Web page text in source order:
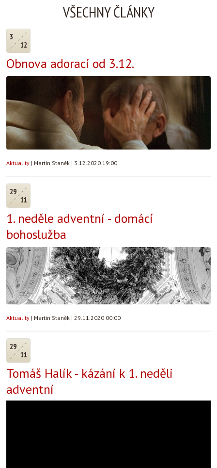
VŠECHNY ČLÁNKY
3
12
Obnova adorací od 3.12.
Aktuality | Martin Staněk | 3.12.2020 19:00
29
11
1. neděle adventní - domácí
bohoslužba
Aktuality | Martin Staněk | 29.11.2020 00:00
29
11
Tomáš Halík - kázání k 1. neděli
adventní